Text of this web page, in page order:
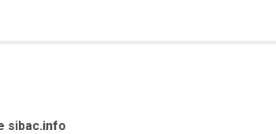
sibac.info